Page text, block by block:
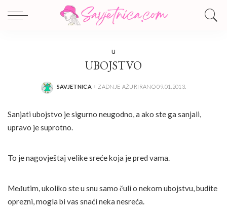
U
UBOJSTVO
POSTED
SAVJETNICA ZADNJE AŽURIRANO 09.01.2013.
Sanjati ubojstvo je sigurno neugodno, a ako ste ga sanjali,
upravo je suprotno.
To je nagovještaj velike sreće koja je pred vama.
Međutim, ukoliko ste u snu samo čuli o nekom ubojstvu, budite
oprezni, mogla bi vas snaći neka nesreća.